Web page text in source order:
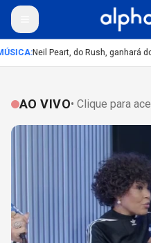
:Neil Peart, do Rush, ganhará
AO VIVO• Clique para